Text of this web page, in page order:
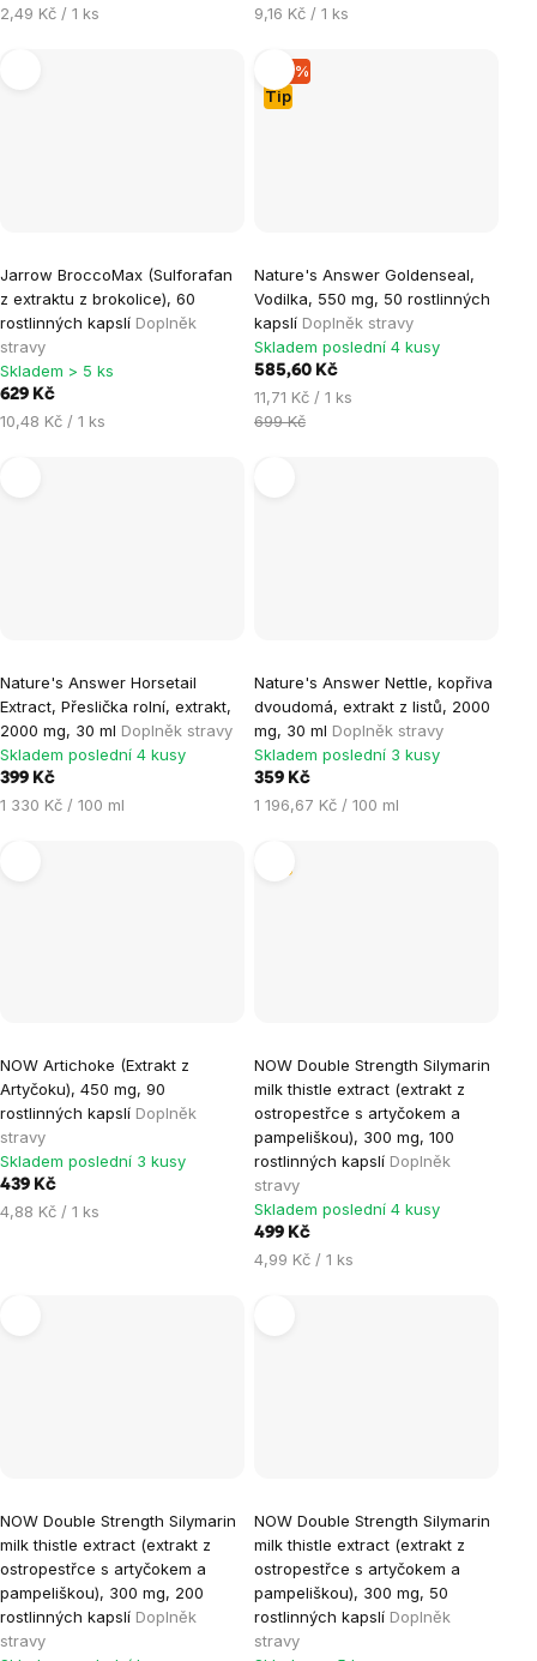
Měrná
2,49 Kč / 1 ks
Měrná
9,16 Kč / 1 ks
Jarrow BroccoMax (Sulforafan
z extraktu z brokolice), 60
rostlinných kapslí Doplněk
stravy
Skladem > 5 ks
629 Kč
Měrná
10,48 Kč / 1 ks
Tip
–16 %
Nature's Answer Goldenseal,
Vodilka, 550 mg, 50 rostlinných
kapslí Doplněk stravy
Skladem poslední 4 kusy
585,60 Kč
Měrná
cena:
11,71 Kč / 1 ks
699 Kč
Nature's Answer Horsetail
Extract, Přeslička rolní, extrakt,
2000 mg, 30 ml Doplněk stravy
Skladem poslední 4 kusy
399 Kč
Měrná
1 330 Kč / 100 ml
Nature's Answer Nettle, kopřiva
dvoudomá, extrakt z listů, 2000
mg, 30 ml Doplněk stravy
Skladem poslední 3 kusy
359 Kč
Měrná
1 196,67 Kč / 100 ml
NOW Artichoke (Extrakt z
Artyčoku), 450 mg, 90
rostlinných kapslí Doplněk
stravy
Skladem poslední 3 kusy
439 Kč
Měrná
4,88 Kč / 1 ks
NOW Double Strength Silymarin
milk thistle extract (extrakt z
ostropestřce s artyčokem a
pampeliškou), 300 mg, 100
rostlinných kapslí Doplněk
stravy
Skladem poslední 4 kusy
499 Kč
Měrná
4,99 Kč / 1 ks
NOW Double Strength Silymarin
milk thistle extract (extrakt z
ostropestřce s artyčokem a
pampeliškou), 300 mg, 200
rostlinných kapslí Doplněk
stravy
NOW Double Strength Silymarin
milk thistle extract (extrakt z
ostropestřce s artyčokem a
pampeliškou), 300 mg, 50
rostlinných kapslí Doplněk
stravy